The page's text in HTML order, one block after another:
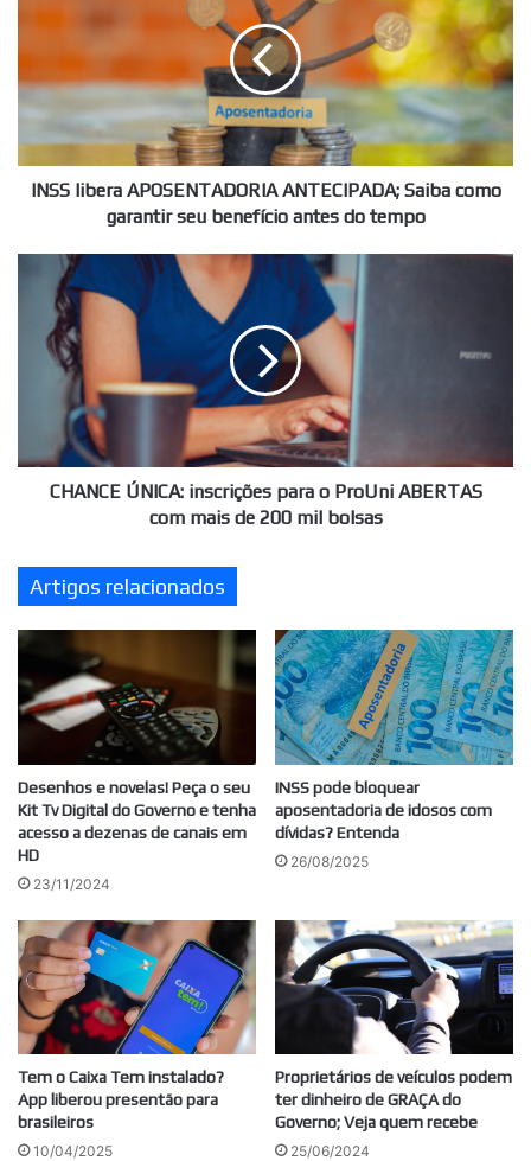
APOSENTADORIA
como
garantir
seu
benefício
antes
INSS libera APOSENTADORIA ANTECIPADA; Saiba como
garantir seu benefício antes do tempo
CHANCE
ÚNICA:
inscrições
para
ABERTAS
mais
bolsas
CHANCE ÚNICA: inscrições para o ProUni ABERTAS
com mais de 200 mil bolsas
Artigos relacionados
Desenhos e novelas! Peça o seu
Kit Tv Digital do Governo e tenha
acesso a dezenas de canais em
HD
23/11/2024
INSS pode bloquear
aposentadoria de idosos com
dívidas? Entenda
26/08/2025
Tem o Caixa Tem instalado?
App liberou presentão para
brasileiros
10/04/2025
Proprietários de veículos podem
ter dinheiro de GRAÇA do
Governo; Veja quem recebe
25/06/2024